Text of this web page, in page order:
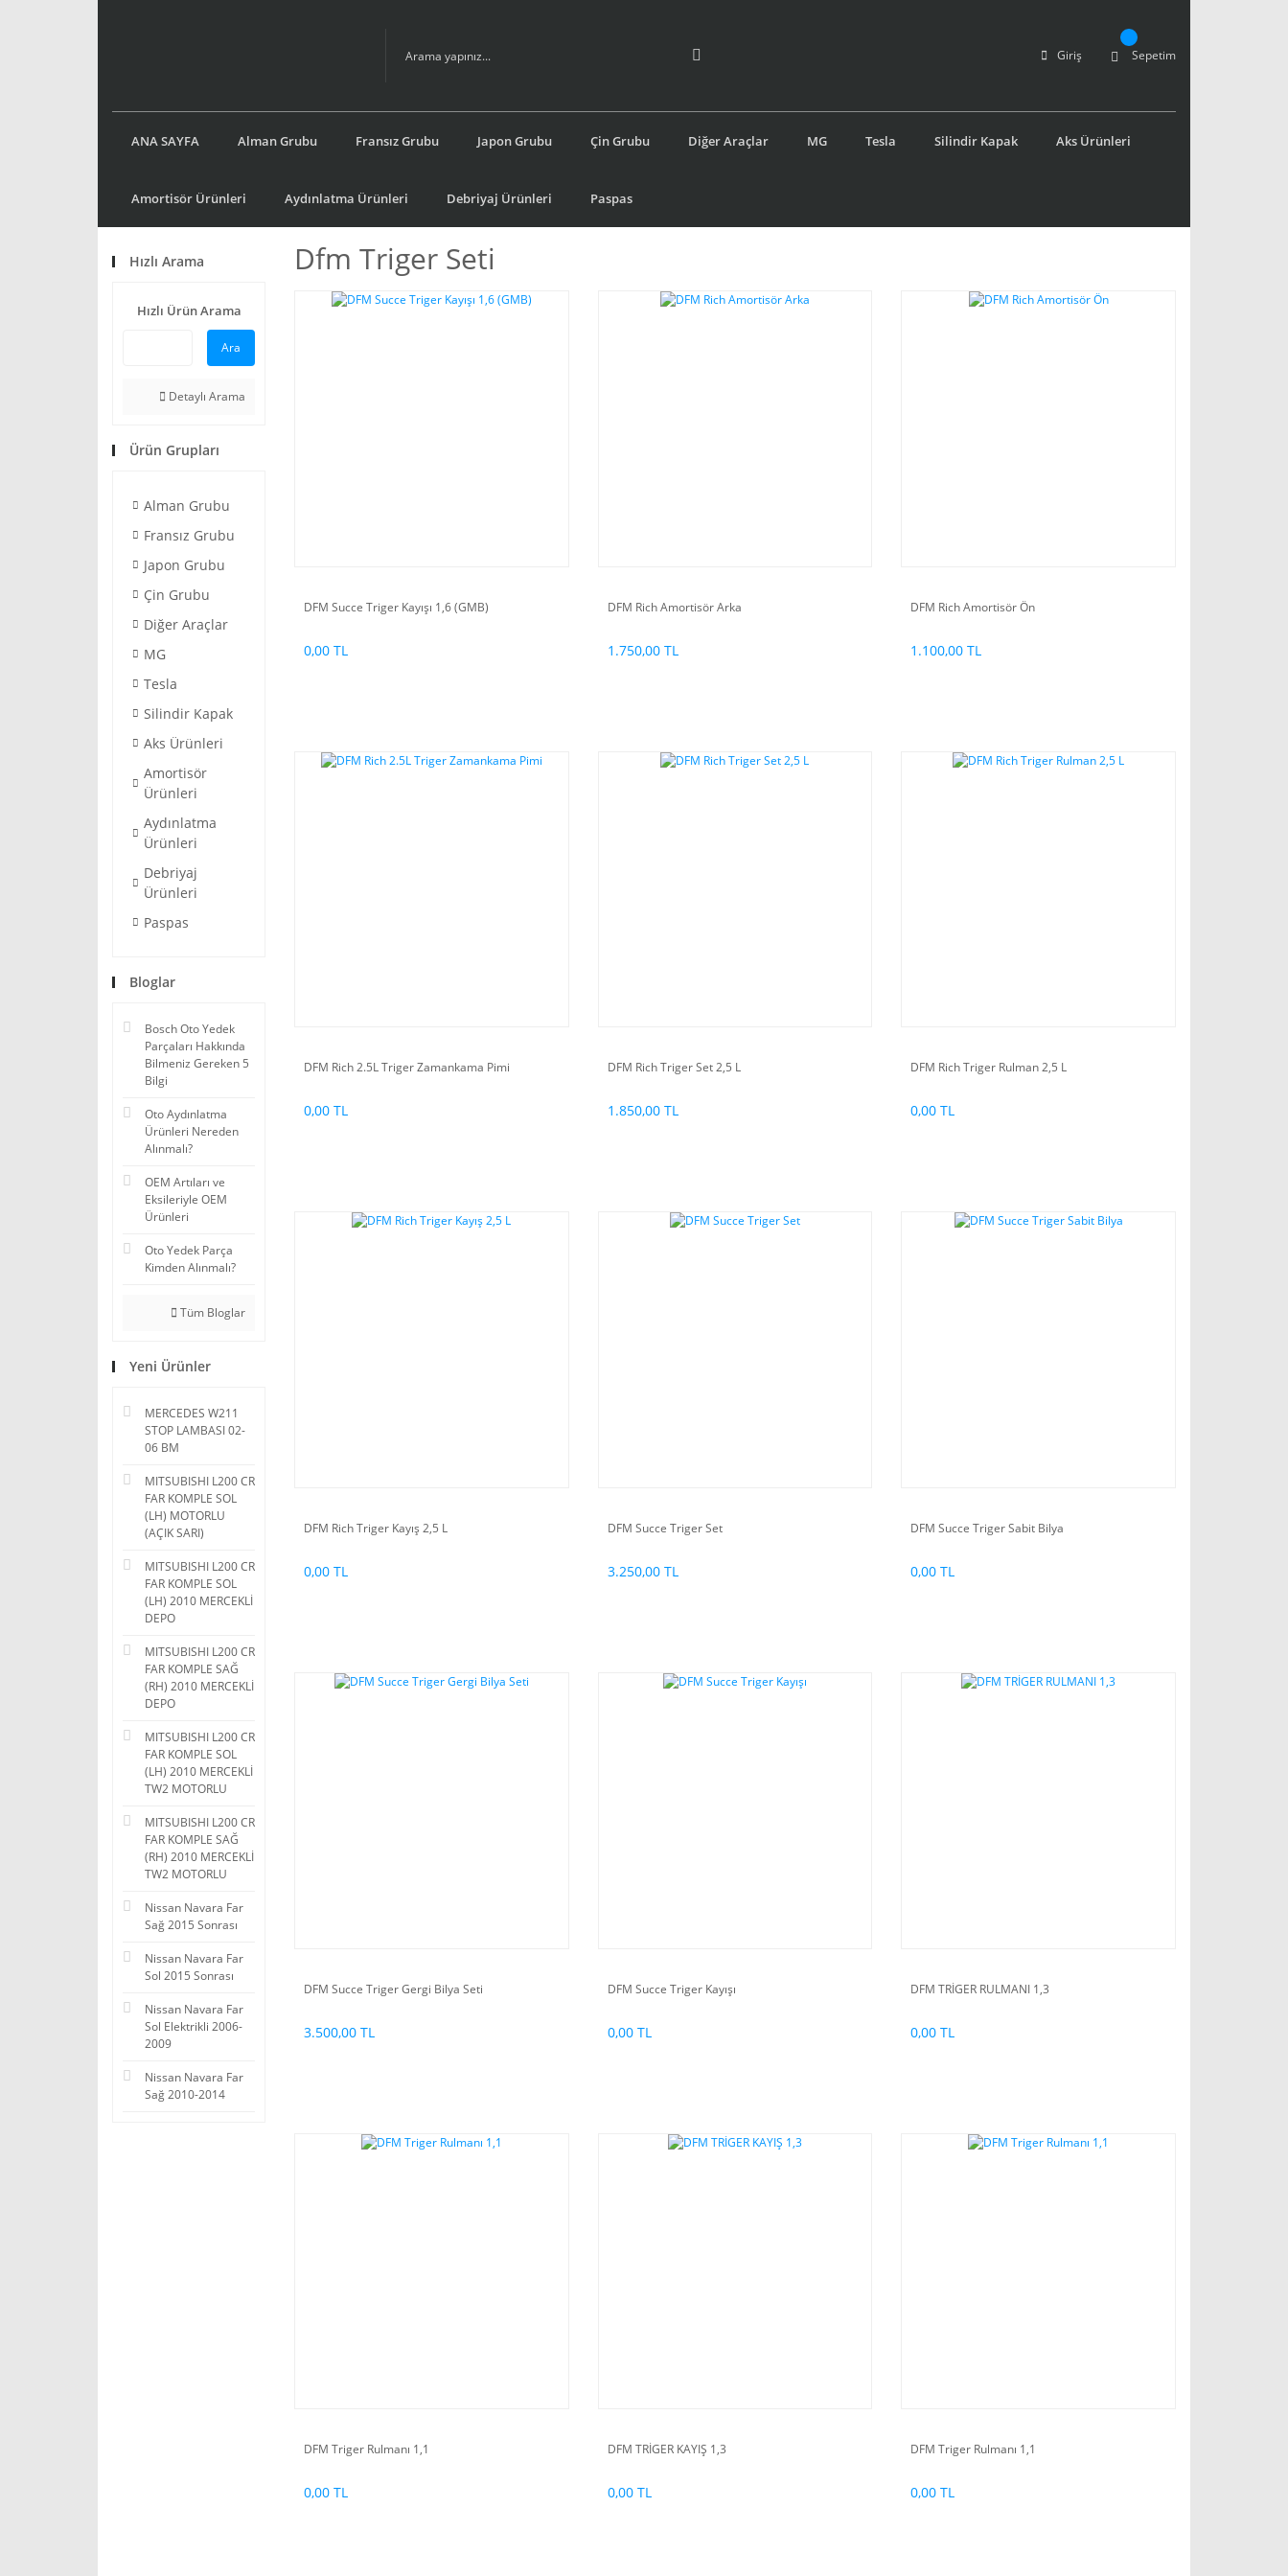
Giriş Sepetim
ANA SAYFA Alman Grubu Fransız Grubu Japon Grubu Çin Grubu Diğer Araçlar MG Tesla Silindir Kapak Aks Ürünleri
Amortisör Ürünleri Aydınlatma Ürünleri Debriyaj Ürünleri Paspas
Hızlı Arama
Hızlı Ürün Arama
Ara
Detaylı Arama
Ürün Grupları
Alman Grubu
Fransız Grubu
Japon Grubu
Çin Grubu
Diğer Araçlar
MG
Tesla
Silindir Kapak
Aks Ürünleri
Amortisör
Ürünleri
Aydınlatma
Ürünleri
Debriyaj
Ürünleri
Paspas
Bloglar
Bosch Oto Yedek
Parçaları Hakkında
Bilmeniz Gereken 5
Bilgi
Oto Aydınlatma
Ürünleri Nereden
Alınmalı?
OEM Artıları ve
Eksileriyle OEM
Ürünleri
Oto Yedek Parça
Kimden Alınmalı?
Tüm Bloglar
Yeni Ürünler
MERCEDES W211
STOP LAMBASI 02-
06 BM
MITSUBISHI L200 CR
FAR KOMPLE SOL
(LH) MOTORLU
(AÇIK SARI)
MITSUBISHI L200 CR
FAR KOMPLE SOL
(LH) 2010 MERCEKLİ
DEPO
MITSUBISHI L200 CR
FAR KOMPLE SAĞ
(RH) 2010 MERCEKLİ
DEPO
MITSUBISHI L200 CR
FAR KOMPLE SOL
(LH) 2010 MERCEKLİ
TW2 MOTORLU
MITSUBISHI L200 CR
FAR KOMPLE SAĞ
(RH) 2010 MERCEKLİ
TW2 MOTORLU
Nissan Navara Far
Sağ 2015 Sonrası
Nissan Navara Far
Sol 2015 Sonrası
Nissan Navara Far
Sol Elektrikli 2006-
2009
Nissan Navara Far
Sağ 2010-2014
Dfm Triger Seti
DFM Succe Triger Kayışı 1,6 (GMB)
0,00 TL
DFM Rich Amortisör Arka
1.750,00 TL
DFM Rich Amortisör Ön
1.100,00 TL
DFM Rich 2.5L Triger Zamankama Pimi
0,00 TL
DFM Rich Triger Set 2,5 L
1.850,00 TL
DFM Rich Triger Rulman 2,5 L
0,00 TL
DFM Rich Triger Kayış 2,5 L
0,00 TL
DFM Succe Triger Set
3.250,00 TL
DFM Succe Triger Sabit Bilya
0,00 TL
DFM Succe Triger Gergi Bilya Seti
3.500,00 TL
DFM Succe Triger Kayışı
0,00 TL
DFM TRİGER RULMANI 1,3
0,00 TL
DFM Triger Rulmanı 1,1
0,00 TL
DFM TRİGER KAYIŞ 1,3
0,00 TL
DFM Triger Rulmanı 1,1
0,00 TL